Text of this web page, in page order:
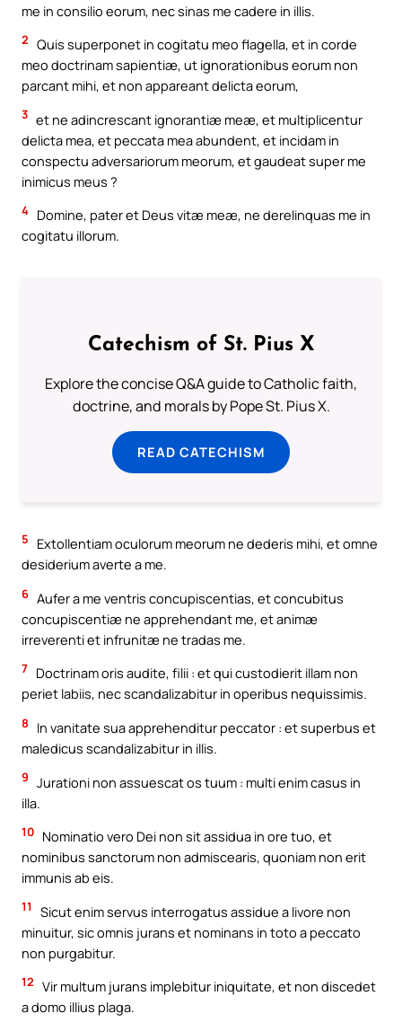
me in consilio eorum, nec sinas me cadere in illis.
2 Quis superponet in cogitatu meo flagella, et in corde
meo doctrinam sapientiæ, ut ignorationibus eorum non
parcant mihi, et non appareant delicta eorum,
3 et ne adincrescant ignorantiæ meæ, et multiplicentur
delicta mea, et peccata mea abundent, et incidam in
conspectu adversariorum meorum, et gaudeat super me
inimicus meus ?
4 Domine, pater et Deus vitæ meæ, ne derelinquas me in
cogitatu illorum.
Catechism of St. Pius X
Explore the concise Q&A guide to Catholic faith,
doctrine, and morals by Pope St. Pius X.
READ CATECHISM
5
Extollentiam oculorum meorum ne dederis mihi, et omne
desiderium averte a me.
6 Aufer a me ventris concupiscentias, et concubitus
concupiscentiæ ne apprehendant me, et animæ
irreverenti et infrunitæ ne tradas me.
7 Doctrinam oris audite, filii : et qui custodierit illam non
periet labiis, nec scandalizabitur in operibus nequissimis.
8
In vanitate sua apprehenditur peccator : et superbus et
maledicus scandalizabitur in illis.
9 Jurationi non assuescat os tuum : multi enim casus in
illa.
10 Nominatio vero Dei non sit assidua in ore tuo, et
nominibus sanctorum non admiscearis, quoniam non erit
immunis ab eis.
11
Sicut enim servus interrogatus assidue a livore non
minuitur, sic omnis jurans et nominans in toto a peccato
non purgabitur.
12 Vir multum jurans implebitur iniquitate, et non discedet
a domo illius plaga.